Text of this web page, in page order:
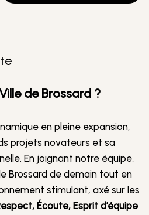
de Brossard ?
en pleine expansion,
projets novateurs et sa
En joignant notre équipe,
Brossard de demain tout en
stimulant, axé sur les
Écoute, Esprit d’équipe